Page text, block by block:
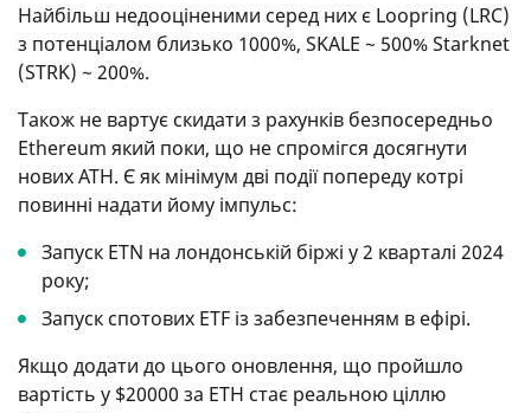
Найбільш недооціненими серед них є Loopring (LRC)
з потенціалом близько 1000%, SKALE ~ 500% Starknet
(STRK) ~ 200%.
Також не вартує скидати з рахунків безпосередньо
Ethereum який поки, що не спромігся досягнути
нових ATH. Є як мінімум дві події попереду котрі
повинні надати йому імпульс:
Запуск ETN на лондонській біржі у 2 кварталі 2024
року;
Запуск спотових ETF із забезпеченням в ефірі.
Якщо додати до цього оновлення, що пройшло
вартість у $20000 за ETH стає реальною ціллю